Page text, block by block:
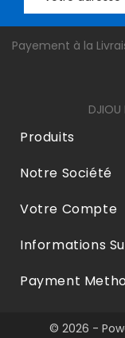
Payement à la
DJIOU
Produits
Notre Société
Votre Compte
Informations
Payment
© 2026 -